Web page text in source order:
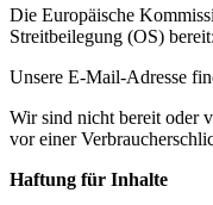
Die Europäische
Streitbeilegung (OS) bereit:
Unsere E-Mail-Adresse
Wir sind nicht bereit oder
vor einer
Haftung für Inhalte